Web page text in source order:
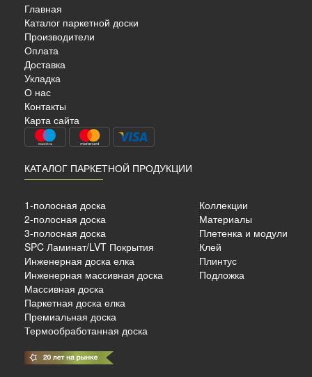
м²
Главная
Каталог паркетной доски
Производители
Оплата
Доставка
Укладка
О нас
Контакты
Карта сайта
КАТАЛОГ ПАРКЕТНОЙ ПРОДУКЦИИ
1-полосная доска
2-полосная доска
3-полосная доска
SPC Ламинат/LVT Покрытия
Инженерная доска елка
Инженерная массивная доска
Массивная доска
Паркетная доска елка
Премиальная доска
Термообработанная доска
Коллекции
Материалы
Плетенка и модули
Клей
Плинтус
Подложка